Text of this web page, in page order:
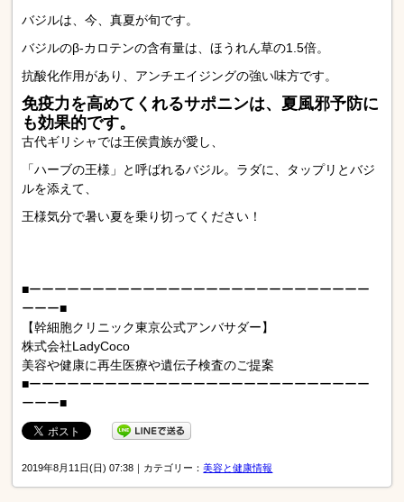
バジルは、今、真夏が旬です。
バジルのβ-カロテンの含有量は、ほうれん草の1.5倍。
抗酸化作用があり、アンチエイジングの強い味方です。
免疫力を高めてくれるサポニンは、夏風邪予防に
も効果的です。
古代ギリシャでは王侯貴族が愛し、
「ハーブの王様」と呼ばれるバジル。ラダに、タップリとバジ
ルを添えて、
王様気分で暑い夏を乗り切ってください！
■ーーーーーーーーーーーーーーーーーーーーーーーーーーー
ーーー■
【幹細胞クリニック東京公式アンバサダー】
株式会社LadyCoco
美容や健康に再生医療や遺伝子検査のご提案
■ーーーーーーーーーーーーーーーーーーーーーーーーーーー
ーーー■
2019年8月11日(日) 07:38｜カテゴリー：美容と健康情報